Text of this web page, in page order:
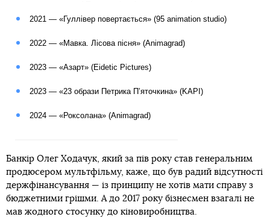
2021 — «Гуллівер повертається» (95 animation studio)
2022 — «Мавка. Лісова пісня» (Animagrad)
2023 — «Азарт» (Eidetic Pictures)
2023 — «23 образи Петрика Пʼяточкина» (KAPI)
2024 — «Роксолана» (Animagrad)
Банкір Олег Ходачук, який за пів року став генеральним
продюсером мультфільму, каже, що був радий відсутності
держфінансування — із принципу не хотів мати справу з
бюджетними грішми. А до 2017 року бізнесмен взагалі не
мав жодного стосунку до кіновиробництва.